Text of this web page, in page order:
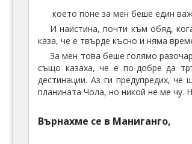
което поне за мен беше един
И наистина, почти към обяд,
каза, че е твърде късно и няма
За мен това беше голямо
също казаха, че е по-добре да
дестинации. Аз ги предупредих,
планината Чола, но никой не ме чу.
Върнахме се в Маниганго,